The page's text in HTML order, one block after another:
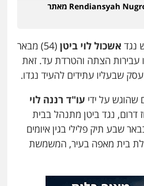
מעצרים וחקירות פשיעה חמורה
רישום פלילי
שלומי שרון
צבאי מעצרים וחקירות
אלון קריטי
אילוסטרציה: Rendiansyah Nugroho מאתר
נגד אשכול לוי ביטן
(54) מבאר
עבירות הצתה והטרדת עד. זאת
שבעליו עתידים להעיד נגדו.
שהוגש על ידי עו"ד רננה לוי
דרום, נגד ביטן מתנהל בבית
שבע תיק פלילי בגין איומים
בית מאפה בעיר, המשמשת